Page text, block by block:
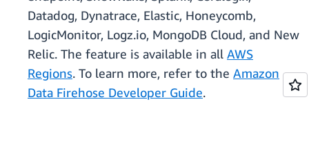
Datadog, Dynatrace, Elastic, Honeycomb,
LogicMonitor, Logz.io, MongoDB Cloud, and New
Relic. The feature is available in all AWS
Regions. To learn more, refer to the Amazon
Data Firehose Developer Guide.